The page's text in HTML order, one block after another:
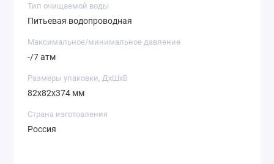
Magniy konsentratsiyasi: 0,5-10 mg/l;
Ftor konsentratsiyasi: 0,65 mg/l gacha;
Тип очищаемой воды
Питьевая водопроводная
Максимальное/минимальное давление
-/7 атм
Размеры упаковки, ДхШхВ
82x82x374 мм
Страна изготовления
Россия